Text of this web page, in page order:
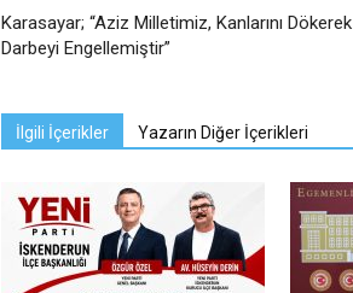
Karasayar; “Aziz Milletimiz, Kanlarını Dökerek
Darbeyi Engellemiştir”
İlgili İçerikler Yazarın Diğer İçerikleri